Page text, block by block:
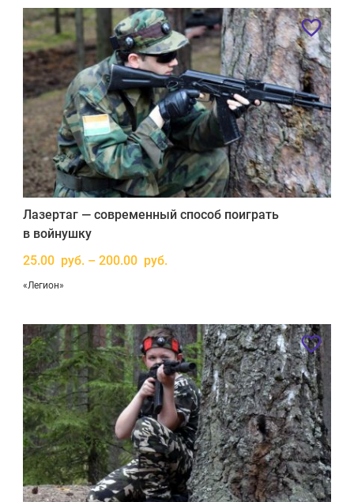
Лазертаг — современный способ поиграть
в войнушку
25.00 руб. – 200.00 руб.
«Легион»